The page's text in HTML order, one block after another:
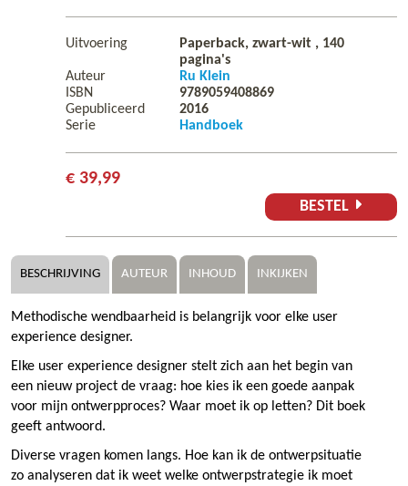
Uitvoering Paperback, zwart-wit , 140
pagina's
Auteur
Ru Klein
ISBN
9789059408869
Gepubliceerd
2016
Serie
Handboek
€ 39,99
BESTEL
BESCHRIJVING AUTEUR INHOUD INKIJKEN
Methodische wendbaarheid is belangrijk voor elke user
experience designer.
Elke user experience designer stelt zich aan het begin van
een nieuw project de vraag: hoe kies ik een goede aanpak
voor mijn ontwerpproces? Waar moet ik op letten? Dit boek
geeft antwoord.
Diverse vragen komen langs. Hoe kan ik de ontwerpsituatie
zo analyseren dat ik weet welke ontwerpstrategie ik moet